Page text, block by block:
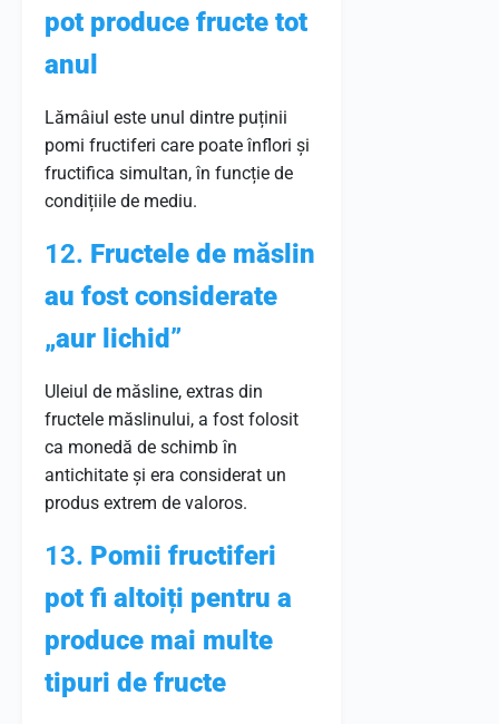
pot produce fructe tot
anul
Lămâiul este unul dintre puținii
pomi fructiferi care poate înflori și
fructifica simultan, în funcție de
condițiile de mediu.
12. Fructele de măslin
au fost considerate
„aur lichid”
Uleiul de măsline, extras din
fructele măslinului, a fost folosit
ca monedă de schimb în
antichitate și era considerat un
produs extrem de valoros.
13. Pomii fructiferi
pot fi altoiți pentru a
produce mai multe
tipuri de fructe